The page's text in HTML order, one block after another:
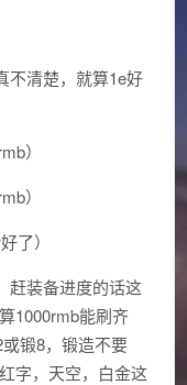
不清楚，就算1e好
）
）
了）
赶装备进度的话这
1000rmb能刷齐
锻8，锻造不要
字，天空，白金这